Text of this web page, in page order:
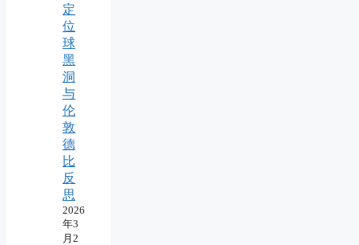
定
位
球
黑
洞
与
伦
敦
德
比
反
思
2026
年3
月2